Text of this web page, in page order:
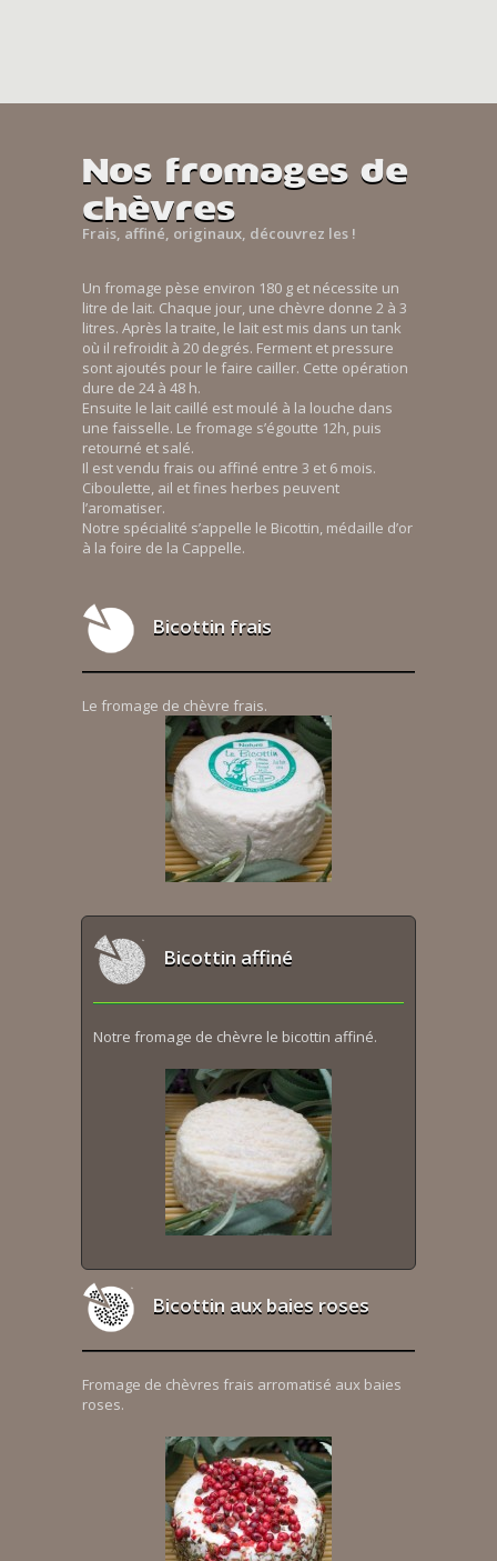
Nos fromages de
chèvres
Frais, affiné, originaux, découvrez les !
Un fromage pèse environ 180 g et nécessite un
litre de lait. Chaque jour, une chèvre donne 2 à 3
litres. Après la traite, le lait est mis dans un tank
où il refroidit à 20 degrés. Ferment et pressure
sont ajoutés pour le faire cailler. Cette opération
dure de 24 à 48 h.
Ensuite le lait caillé est moulé à la louche dans
une faisselle. Le fromage s’égoutte 12h, puis
retourné et salé.
Il est vendu frais ou affiné entre 3 et 6 mois.
Ciboulette, ail et fines herbes peuvent
l’aromatiser.
Notre spécialité s’appelle le Bicottin, médaille d’or
à la foire de la Cappelle.
Bicottin frais
Le fromage de chèvre frais.
Bicottin affiné
Notre fromage de chèvre le bicottin affiné.
Bicottin aux baies roses
Fromage de chèvres frais arromatisé aux baies
roses.